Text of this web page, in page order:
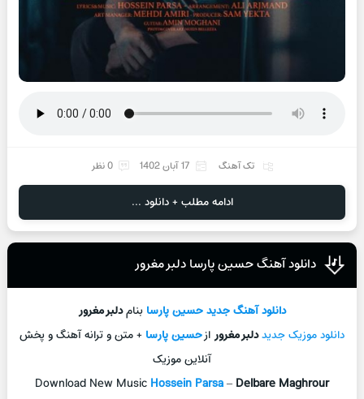
تک آهنگ 17 آبان 1402 0 نظر
ادامه مطلب + دانلود ...
دانلود آهنگ حسین پارسا دلبر مغرور
دانلود آهنگ جديدحسین پارسا بنامدلبر مغرور
دانلود موزیک جديددلبر مغرورازحسین پارسا + متن و ترانه آهنگ و پخش
آنلاين موزيک
Download New Music Hossein Parsa– Delbare Maghrour